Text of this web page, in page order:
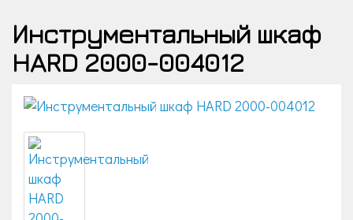
Инструментальный шкаф
HARD 2000-004012